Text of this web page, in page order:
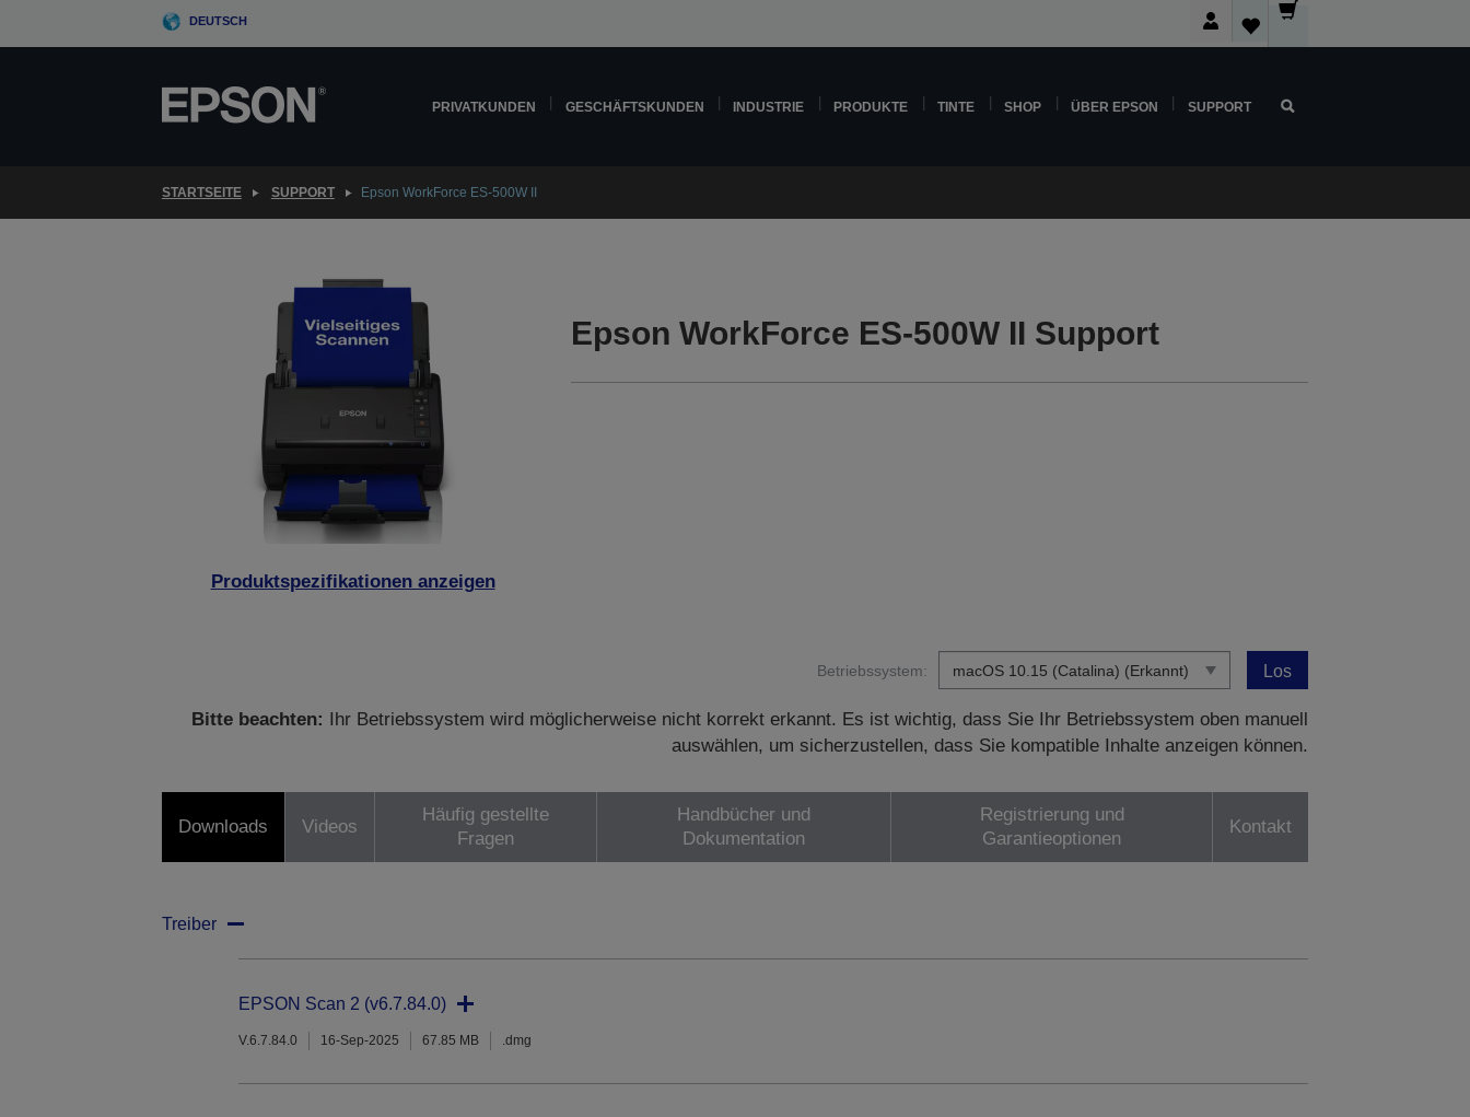
DEUTSCH
PRIVATKUNDEN GESCHÄFTSKUNDEN INDUSTRIE PRODUKTE TINTE SHOP ÜBER EPSON SUPPORT
STARTSEITE SUPPORT Epson WorkForce ES-500W II
Produktspezifikationen anzeigen
Epson WorkForce ES-500W II Support
Betriebssystem: Los
Bitte beachten:
Ihr Betriebssystem wird möglicherweise nicht korrekt erkannt. Es ist wichtig, dass Sie Ihr Betriebssystem oben manuell
auswählen, um sicherzustellen, dass Sie kompatible Inhalte anzeigen können.
Downloads Videos
Häufig gestellte
Fragen
Handbücher und
Dokumentation
Registrierung und
Garantieoptionen
Kontakt
Treiber
EPSON Scan 2 (v6.7.84.0)
V.6.7.84.0 16-Sep-2025 67.85 MB .dmg